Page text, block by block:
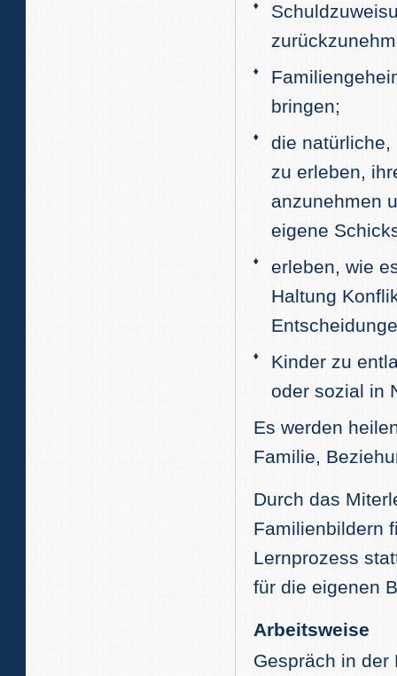
bringen;
die natürliche,
zu erleben,
anzunehmen
eigene
erleben, wie
Haltung
Kinder zu
oder sozial in
Es werden
Familie,
Durch das
Familienbildern
Lernprozess
für die eigenen
Arbeitsweise
Gespräch in der